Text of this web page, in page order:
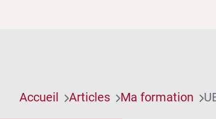
Accueil Articles Ma formation